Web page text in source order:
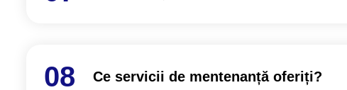
Ce servicii de mentenanță oferiți?